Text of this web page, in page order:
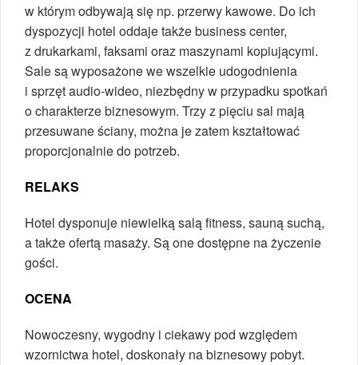
w którym odbywają się np. przerwy kawowe. Do ich
dyspozycji hotel oddaje także business center,
z drukarkami, faksami oraz maszynami kopiującymi.
Sale są wyposażone we wszelkie udogodnienia
i sprzęt audio-wideo, niezbędny w przypadku spotkań
o charakterze biznesowym. Trzy z pięciu sal mają
przesuwane ściany, można je zatem kształtować
proporcjonalnie do potrzeb.
RELAKS
Hotel dysponuje niewielką salą fitness, sauną suchą,
a także ofertą masaży. Są one dostępne na życzenie
gości.
OCENA
Nowoczesny, wygodny i ciekawy pod względem
wzornictwa hotel, doskonały na biznesowy pobyt.